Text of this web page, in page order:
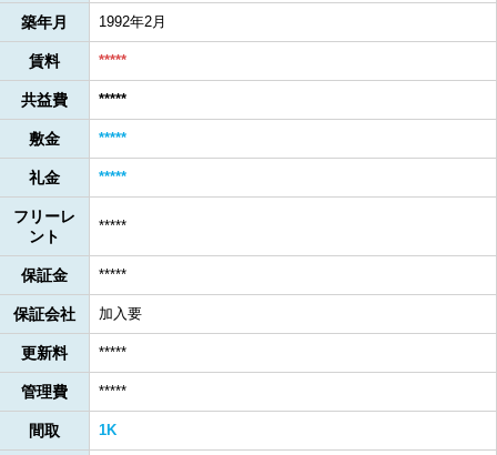
築年月 1992年2月
賃料 *****
共益費 *****
敷金 *****
礼金 *****
フリーレ
ント
*****
保証金 *****
保証会社 加入要
更新料 *****
管理費 *****
間取 1K